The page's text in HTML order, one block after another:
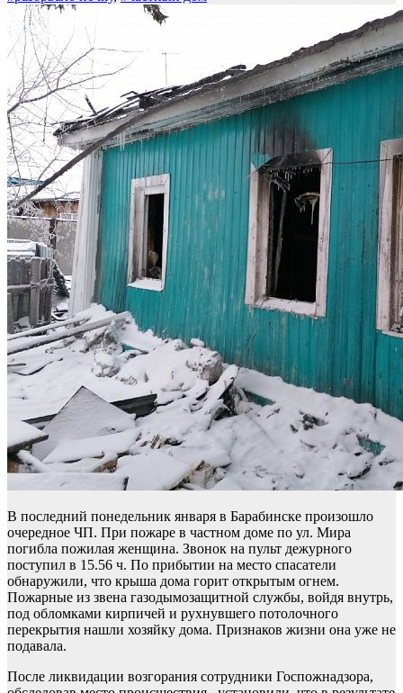
В последний понедельник января в Барабинске произошло
очередное ЧП. При пожаре в частном доме по ул. Мира
погибла пожилая женщина. Звонок на пульт дежурного
поступил в 15.56 ч. По прибытии на место спасатели
обнаружили, что крыша дома горит открытым огнем.
Пожарные из звена газодымозащитной службы, войдя внутрь,
под обломками кирпичей и рухнувшего потолочного
перекрытия нашли хозяйку дома. Признаков жизни она уже не
подавала.
После ликвидации возгорания сотрудники Госпожнадзора,